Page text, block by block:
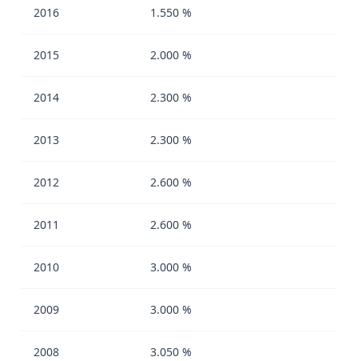
2016 1.550 %
2015 2.000 %
2014 2.300 %
2013 2.300 %
2012 2.600 %
2011 2.600 %
2010 3.000 %
2009 3.000 %
2008 3.050 %